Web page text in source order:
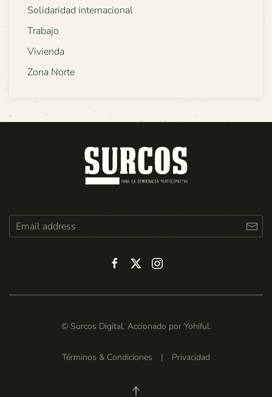
Solidaridad internacional
Trabajo
Vivienda
Zona Norte
© Surcos Digital. Accionado por Yohiful.
Términos & Condiciones | Privacidad